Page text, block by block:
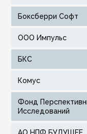
Боксберри Софт
ООО Импульс
БКС
Комус
Фонд Перспективных
Исследований